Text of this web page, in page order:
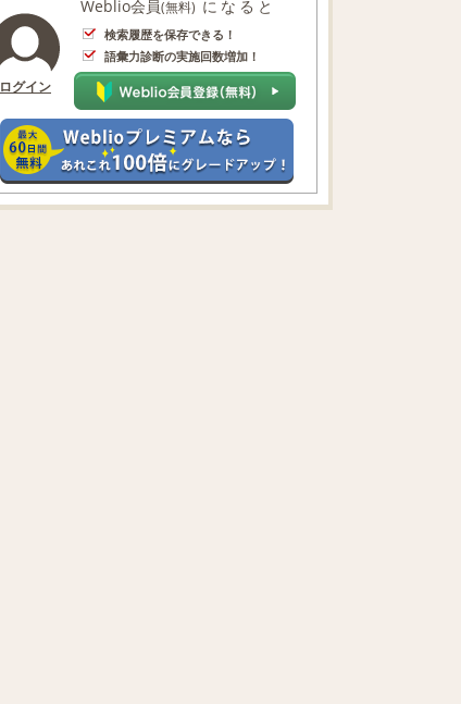
ログイン
Weblio会員(無料) になると
検索履歴を保存できる！
語彙力診断の実施回数増加！